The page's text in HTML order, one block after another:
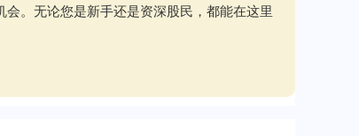
。无论您是新手还是资深股民，都能在这里